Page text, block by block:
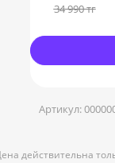
34 990тг
Артикул:
действительна